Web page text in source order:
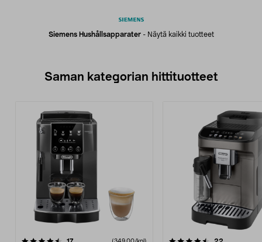
Siemens Hushållsapparater- Näytä kaikki tuotteet
Saman kategorian hittituotteet